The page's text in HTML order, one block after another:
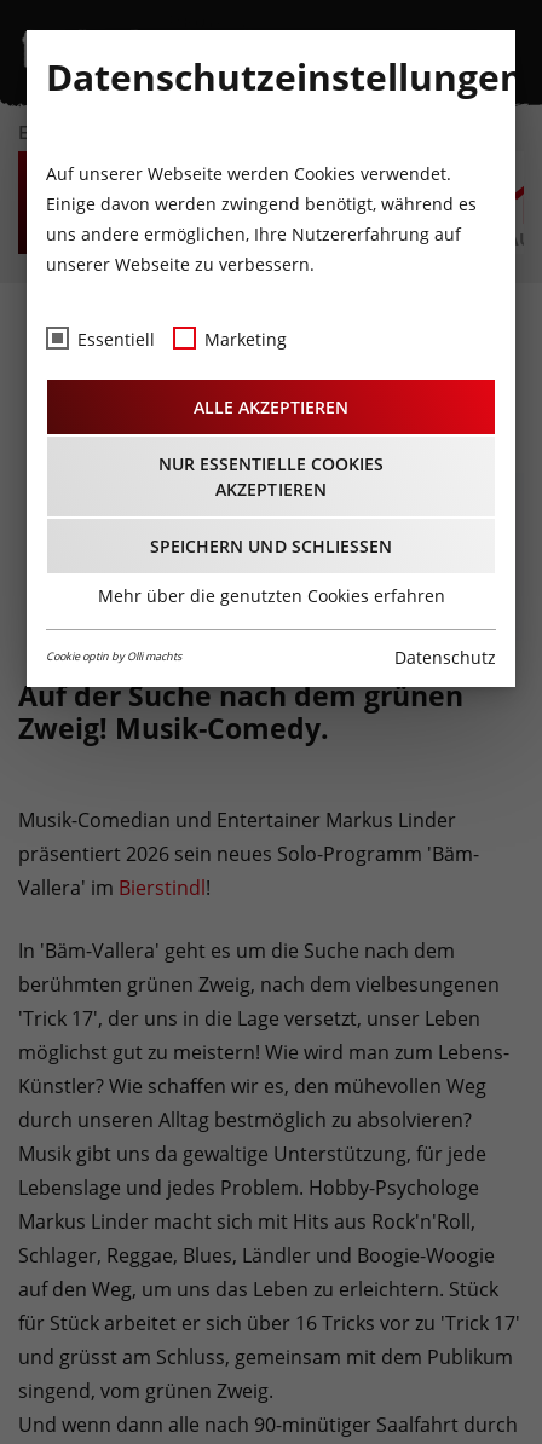
EVENTKALENDER
DO
6
AUGUST
FR
7
AUGUST
SA
8
AUGUST
SO
9
AUGUST
MO
10
AUGUST
Markus Linder - "Bäm-
Vallera"
07.10.2026 - Beginn 19:30 Uhr
Auf der Suche nach dem grünen
Zweig! Musik-Comedy.
Musik-Comedian und Entertainer Markus Linder
präsentiert 2026 sein neues Solo-Programm 'Bäm-
Vallera' im Bierstindl!
In 'Bäm-Vallera' geht es um die Suche nach dem
berühmten grünen Zweig, nach dem vielbesungenen
'Trick 17', der uns in die Lage versetzt, unser Leben
möglichst gut zu meistern! Wie wird man zum Lebens-
Künstler? Wie schaffen wir es, den mühevollen Weg
durch unseren Alltag bestmöglich zu absolvieren?
Musik gibt uns da gewaltige Unterstützung, für jede
Lebenslage und jedes Problem. Hobby-Psychologe
Markus Linder macht sich mit Hits aus Rock'n'Roll,
Schlager, Reggae, Blues, Ländler und Boogie-Woogie
auf den Weg, um uns das Leben zu erleichtern. Stück
für Stück arbeitet er sich über 16 Tricks vor zu 'Trick 17'
und grüsst am Schluss, gemeinsam mit dem Publikum
singend, vom grünen Zweig.
Und wenn dann alle nach 90-minütiger Saalfahrt durch
Datenschutzeinstellungen
Auf unserer Webseite werden Cookies verwendet.
Einige davon werden zwingend benötigt, während es
uns andere ermöglichen, Ihre Nutzererfahrung auf
unserer Webseite zu verbessern.
Essentiell Marketing
ALLE AKZEPTIEREN
NUR ESSENTIELLE COOKIES
AKZEPTIEREN
SPEICHERN UND SCHLIESSEN
Mehr über die genutzten Cookies erfahren
Cookie optin by Olli machts Datenschutz